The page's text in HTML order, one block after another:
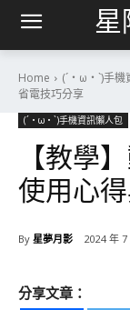
星
Home (´・ω・`)手
省電技巧分享
(´・ω・`)手機資訊懶人包
【教學
使用心
By 星夢月影 2024 年 7
分享文章：